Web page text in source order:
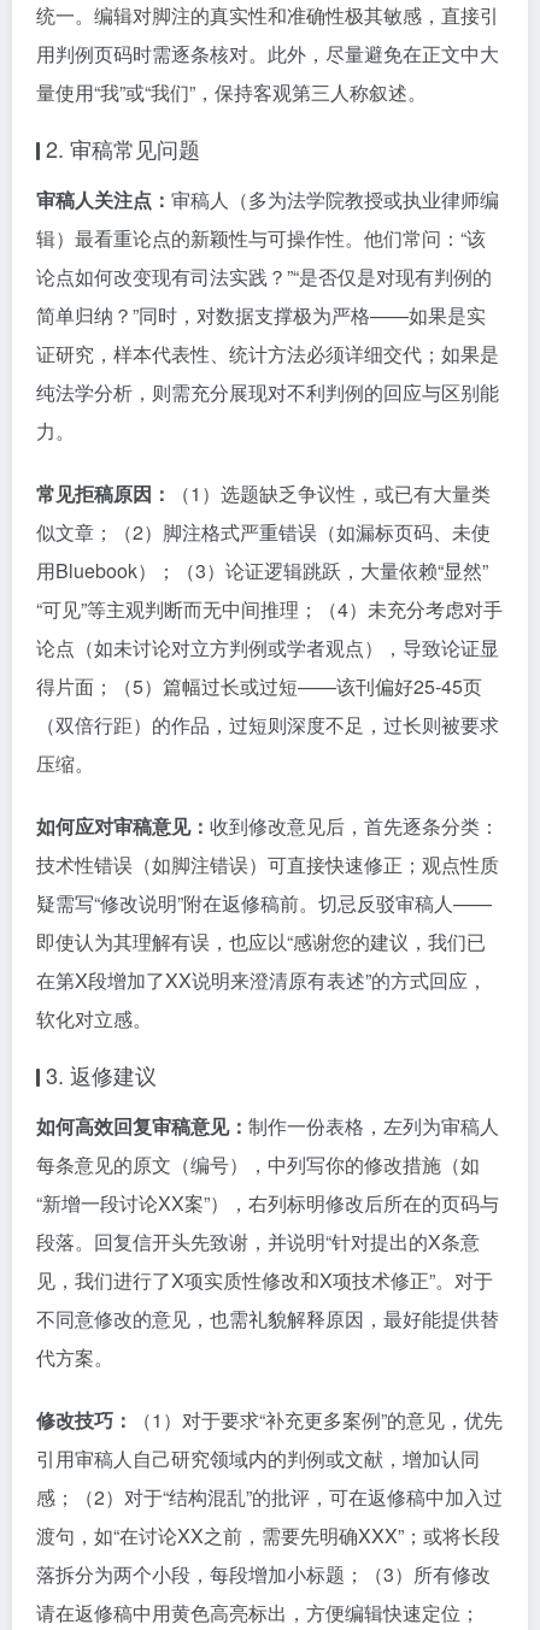
统一。编辑对脚注的真实性和准确性极其敏感，直接引
用判例页码时需逐条核对。此外，尽量避免在正文中大
量使用“我”或“我们”，保持客观第三人称叙述。
2. 审稿常见问题
审稿人关注点： 审稿人（多为法学院教授或执业律师编
辑）最看重论点的新颖性与可操作性。他们常问：“该
论点如何改变现有司法实践？”“是否仅是对现有判例的
简单归纳？”同时，对数据支撑极为严格——如果是实
证研究，样本代表性、统计方法必须详细交代；如果是
纯法学分析，则需充分展现对不利判例的回应与区别能
力。
常见拒稿原因：
（1）选题缺乏争议性，或已有大量类
似文章；（2）脚注格式严重错误（如漏标页码、未使
用Bluebook）；（3）论证逻辑跳跃，大量依赖“显然”
“可见”等主观判断而无中间推理；（4）未充分考虑对手
论点（如未讨论对立方判例或学者观点），导致论证显
得片面；（5）篇幅过长或过短——该刊偏好25-45页
（双倍行距）的作品，过短则深度不足，过长则被要求
压缩。
如何应对审稿意见： 收到修改意见后，首先逐条分类：
技术性错误（如脚注错误）可直接快速修正；观点性质
疑需写“修改说明”附在返修稿前。切忌反驳审稿人——
即使认为其理解有误，也应以“感谢您的建议，我们已
在第X段增加了XX说明来澄清原有表述”的方式回应，
软化对立感。
3. 返修建议
如何高效回复审稿意见： 制作一份表格，左列为审稿人
每条意见的原文（编号），中列写你的修改措施（如
“新增一段讨论XX案”），右列标明修改后所在的页码与
段落。回复信开头先致谢，并说明“针对提出的X条意
见，我们进行了X项实质性修改和X项技术修正”。对于
不同意修改的意见，也需礼貌解释原因，最好能提供替
代方案。
修改技巧：
（1）对于要求“补充更多案例”的意见，优先
引用审稿人自己研究领域内的判例或文献，增加认同
感；（2）对于“结构混乱”的批评，可在返修稿中加入过
渡句，如“在讨论XX之前，需要先明确XXX”；或将长段
落拆分为两个小段，每段增加小标题；（3）所有修改
请在返修稿中用黄色高亮标出，方便编辑快速定位；